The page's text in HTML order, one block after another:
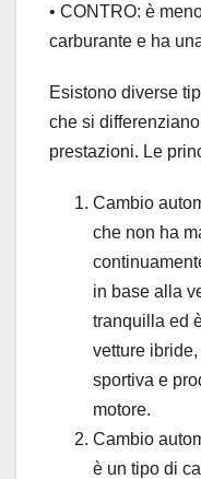
• CONTRO: è
carburante e ha
Esistono diverse
che si
prestazioni. Le
Cambio
che non ha
in base alla
tranquilla ed
vetture
sportiva e
motore.
Cambio
è un tipo di